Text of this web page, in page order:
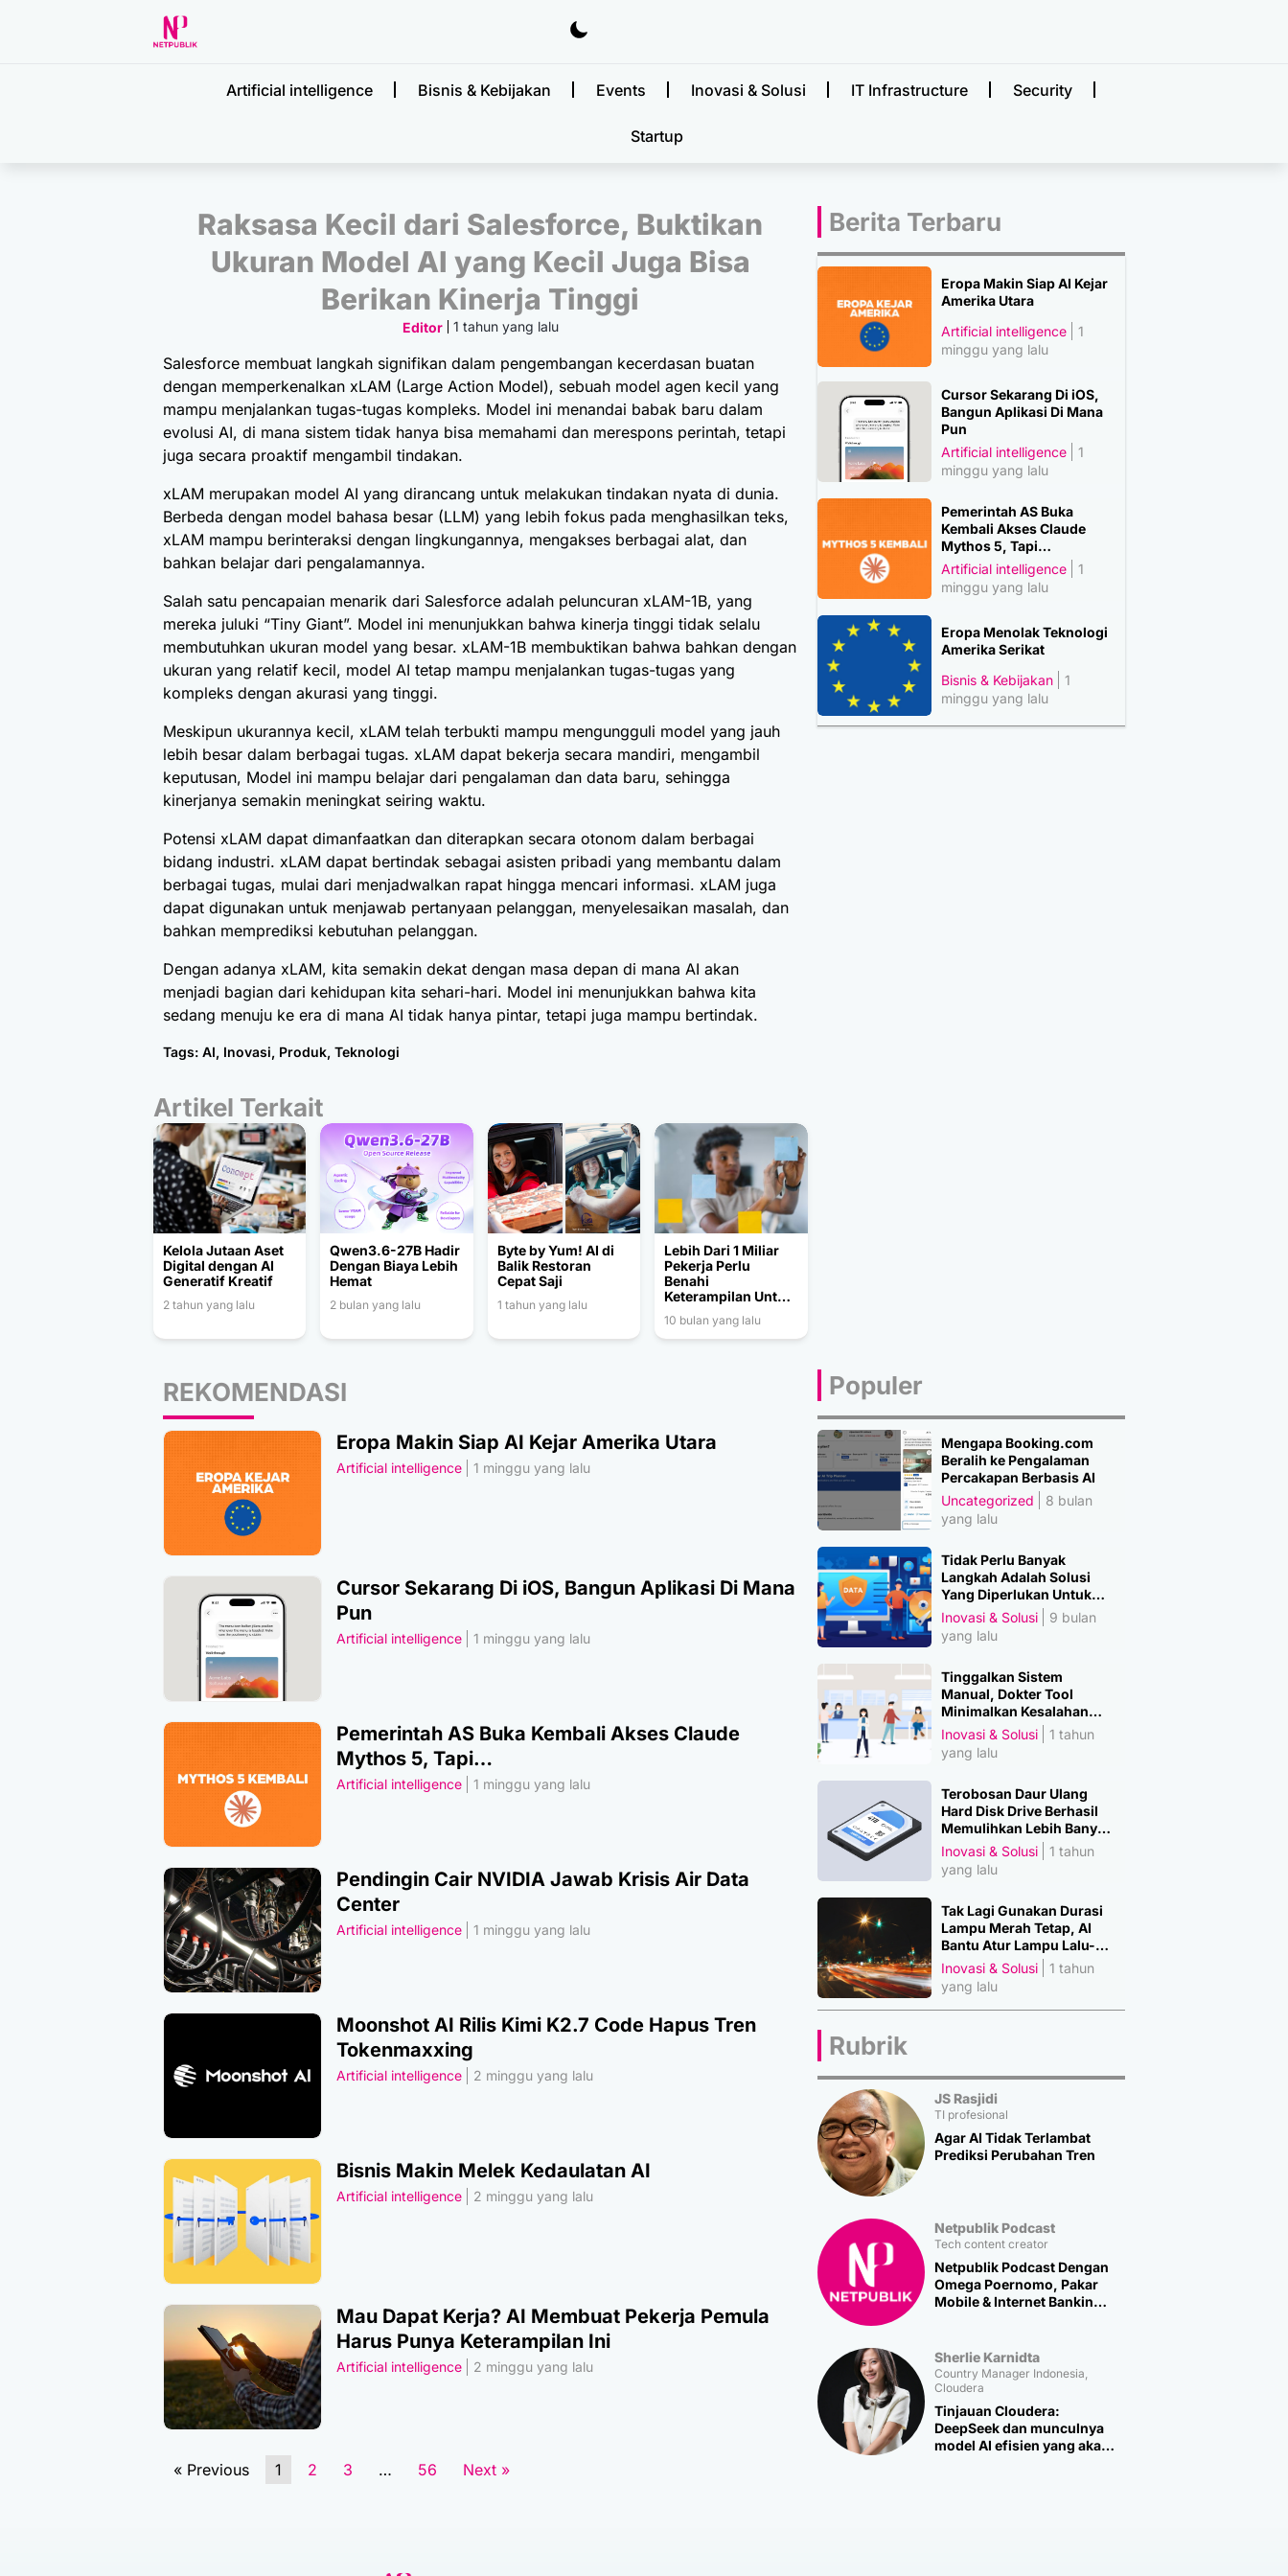
Artificial intelligence Bisnis & Kebijakan Events Inovasi & Solusi IT Infrastructure Security
Startup
Raksasa Kecil dari Salesforce, Buktikan
Ukuran Model AI yang Kecil Juga Bisa
Berikan Kinerja Tinggi
Editor 1 tahun yang lalu
Salesforce membuat langkah signifikan dalam pengembangan kecerdasan buatan
dengan memperkenalkan xLAM (Large Action Model), sebuah model agen kecil yang
mampu menjalankan tugas-tugas kompleks. Model ini menandai babak baru dalam
evolusi AI, di mana sistem tidak hanya bisa memahami dan merespons perintah, tetapi
juga secara proaktif mengambil tindakan.
xLAM merupakan model AI yang dirancang untuk melakukan tindakan nyata di dunia.
Berbeda dengan model bahasa besar (LLM) yang lebih fokus pada menghasilkan teks,
xLAM mampu berinteraksi dengan lingkungannya, mengakses berbagai alat, dan
bahkan belajar dari pengalamannya.
Salah satu pencapaian menarik dari Salesforce adalah peluncuran xLAM-1B, yang
mereka juluki “Tiny Giant”. Model ini menunjukkan bahwa kinerja tinggi tidak selalu
membutuhkan ukuran model yang besar. xLAM-1B membuktikan bahwa bahkan dengan
ukuran yang relatif kecil, model AI tetap mampu menjalankan tugas-tugas yang
kompleks dengan akurasi yang tinggi.
Meskipun ukurannya kecil, xLAM telah terbukti mampu mengungguli model yang jauh
lebih besar dalam berbagai tugas. xLAM dapat bekerja secara mandiri, mengambil
keputusan, Model ini mampu belajar dari pengalaman dan data baru, sehingga
kinerjanya semakin meningkat seiring waktu.
Potensi xLAM dapat dimanfaatkan dan diterapkan secara otonom dalam berbagai
bidang industri. xLAM dapat bertindak sebagai asisten pribadi yang membantu dalam
berbagai tugas, mulai dari menjadwalkan rapat hingga mencari informasi. xLAM juga
dapat digunakan untuk menjawab pertanyaan pelanggan, menyelesaikan masalah, dan
bahkan memprediksi kebutuhan pelanggan.
Dengan adanya xLAM, kita semakin dekat dengan masa depan di mana AI akan
menjadi bagian dari kehidupan kita sehari-hari. Model ini menunjukkan bahwa kita
sedang menuju ke era di mana AI tidak hanya pintar, tetapi juga mampu bertindak.
Tags: AI, Inovasi, Produk, Teknologi
Berita Terbaru
Eropa Makin Siap AI Kejar
Amerika Utara
Artificial intelligence
1
minggu yang lalu
Cursor Sekarang Di iOS,
Bangun Aplikasi Di Mana
Pun
Artificial intelligence
1
minggu yang lalu
Pemerintah AS Buka
Kembali Akses Claude
Mythos 5, Tapi…
Artificial intelligence
1
minggu yang lalu
Eropa Menolak Teknologi
Amerika Serikat
Bisnis & Kebijakan
1
minggu yang lalu
Artikel Terkait
Kelola Jutaan Aset
Digital dengan AI
Generatif Kreatif
2 tahun yang lalu
Qwen3.6-27B Hadir
Dengan Biaya Lebih
Hemat
2 bulan yang lalu
Byte by Yum! AI di
Balik Restoran
Cepat Saji
1 tahun yang lalu
Lebih Dari 1 Miliar
Pekerja Perlu
Benahi
Keterampilan Untuk
10 bulan yang lalu
REKOMENDASI
Eropa Makin Siap AI Kejar Amerika Utara
Artificial intelligence 1 minggu yang lalu
Cursor Sekarang Di iOS, Bangun Aplikasi Di Mana
Pun
Artificial intelligence 1 minggu yang lalu
Pemerintah AS Buka Kembali Akses Claude
Mythos 5, Tapi…
Artificial intelligence 1 minggu yang lalu
Pendingin Cair NVIDIA Jawab Krisis Air Data
Center
Artificial intelligence 1 minggu yang lalu
Moonshot AI Rilis Kimi K2.7 Code Hapus Tren
Tokenmaxxing
Artificial intelligence 2 minggu yang lalu
Bisnis Makin Melek Kedaulatan AI
Artificial intelligence 2 minggu yang lalu
Mau Dapat Kerja? AI Membuat Pekerja Pemula
Harus Punya Keterampilan Ini
Artificial intelligence 2 minggu yang lalu
« Previous 1 2 3 … 56 Next »
Populer
Mengapa Booking.com
Beralih ke Pengalaman
Percakapan Berbasis AI
Uncategorized
8 bulan
yang lalu
Tidak Perlu Banyak
Langkah Adalah Solusi
Yang Diperlukan Untuk
Amankan Data
Inovasi & Solusi
9 bulan
yang lalu
Tinggalkan Sistem
Manual, Dokter Tool
Minimalkan Kesalahan
Manusia
Inovasi & Solusi
1 tahun
yang lalu
Terobosan Daur Ulang
Hard Disk Drive Berhasil
Memulihkan Lebih Banyak
Material Penting
Inovasi & Solusi
1 tahun
yang lalu
Tak Lagi Gunakan Durasi
Lampu Merah Tetap, AI
Bantu Atur Lampu Lalu-
Lintas
Inovasi & Solusi
1 tahun
yang lalu
Rubrik
JS Rasjidi
TI profesional
Agar AI Tidak Terlambat
Prediksi Perubahan Tren
Netpublik Podcast
Tech content creator
Netpublik Podcast Dengan
Omega Poernomo, Pakar
Mobile & Internet Banking
Sherlie Karnidta
Country Manager Indonesia,
Cloudera
Tinjauan Cloudera:
DeepSeek dan munculnya
model AI efisien yang akan